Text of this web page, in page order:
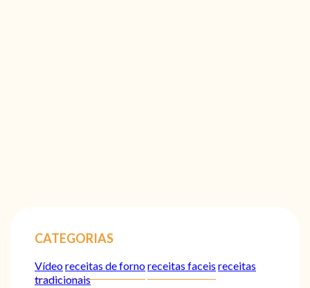
CATEGORIAS
Vídeoreceitas de fornoreceitas faceis receitas
tradicionais